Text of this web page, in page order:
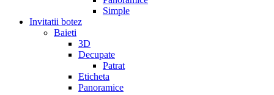
Simple
Invitatii botez
Baieti
3D
Decupate
Patrat
Eticheta
Panoramice